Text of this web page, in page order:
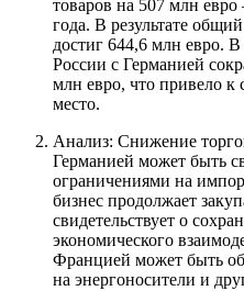
товаров на 507 млн
года. В результате
достиг 644,6 млн евро.
России с Германией
млн евро, что привело
место.
Анализ: Снижение
Германией может быть
ограничениями на
бизнес продолжает
свидетельствует о
экономического
Францией может быть
на энергоносители и